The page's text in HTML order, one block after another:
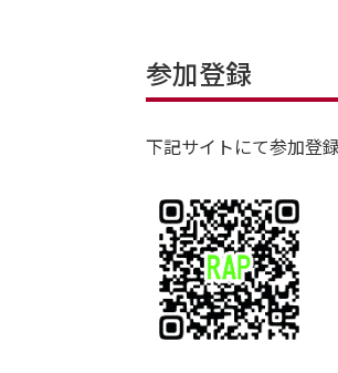
ポ
ジ
ム
催
概
要
参加登録
下記サイトにて参加登